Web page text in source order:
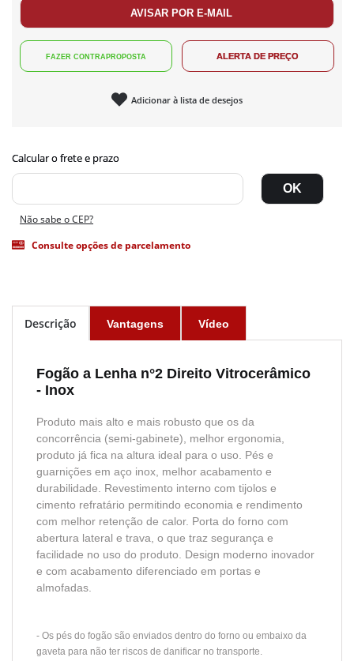
Adicionar à lista de desejos
Não sabe o CEP?
Consulte opções de parcelamento
Descrição Vantagens Vídeo
Fogão a Lenha n°2 Direito Vitrocerâmico
- Inox
Produto mais alto e mais robusto que os da
concorrência (semi-gabinete), melhor ergonomia,
produto já fica na altura ideal para o uso. Pés e
guarnições em aço inox, melhor acabamento e
durabilidade. Revestimento interno com tijolos e
cimento refratário permitindo economia e rendimento
com melhor retenção de calor. Porta do forno com
abertura lateral e trava, o que traz segurança e
facilidade no uso do produto. Design moderno inovador
e com acabamento diferenciado em portas e
almofadas.
- Os pés do fogão são enviados dentro do forno ou embaixo da
gaveta para não ter riscos de danificar no transporte.